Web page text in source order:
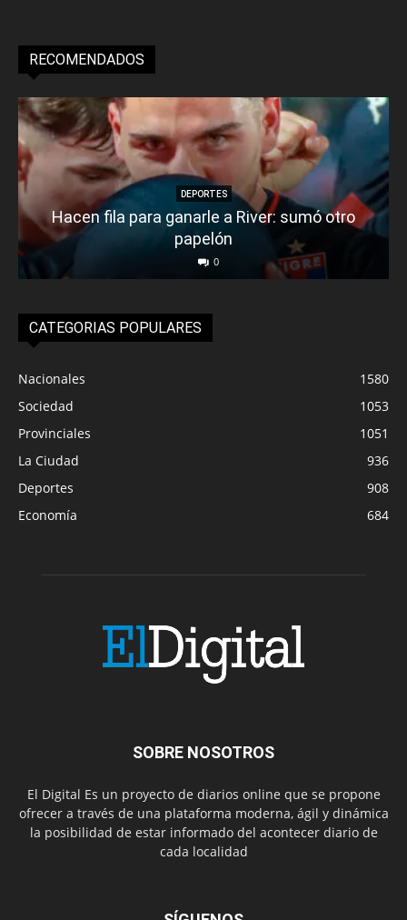
RECOMENDADOS
DEPORTES
Hacen fila para ganarle a River: sumó otro
papelón
0
CATEGORIAS POPULARES
Nacionales
1580
Sociedad
1053
Provinciales
1051
La Ciudad
936
Deportes
908
Economía
684
SOBRE NOSOTROS
El Digital Es un proyecto de diarios online que se propone
ofrecer a través de una plataforma moderna, ágil y dinámica
la posibilidad de estar informado del acontecer diario de
cada localidad